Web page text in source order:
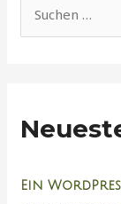
e
n
Ein